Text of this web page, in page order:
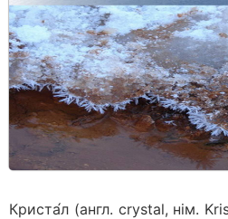
Криста́л (англ. crystal, нім.